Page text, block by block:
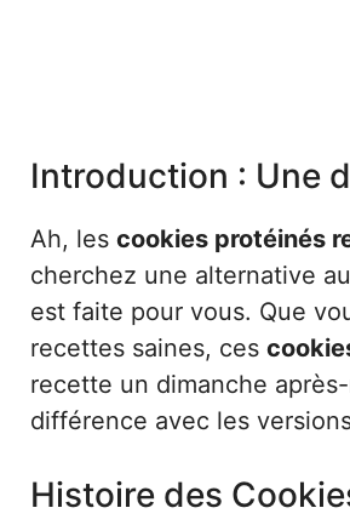
Introduction : Une
Ah, les cookies protéinés
cherchez une alternative
est faite pour vous. Que
recettes saines, ces
recette un dimanche
différence avec les
Histoire des